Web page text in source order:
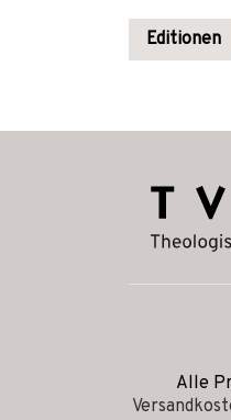
Editionen
Alle